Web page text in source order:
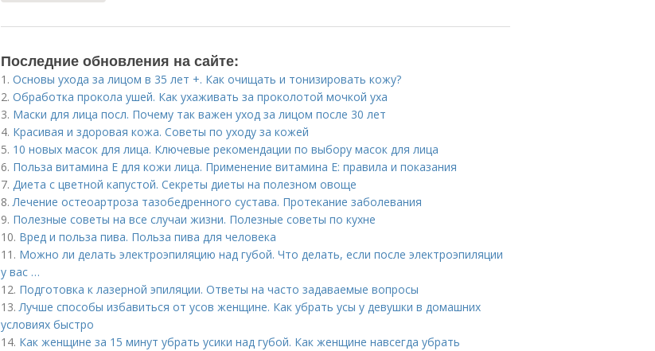
Последние обновления на сайте:
1. Основы ухода за лицом в 35 лет +. Как очищать и тонизировать кожу?
2. Обработка прокола ушей. Как ухаживать за проколотой мочкой уха
3. Маски для лица посл. Почему так важен уход за лицом после 30 лет
4. Красивая и здоровая кожа. Советы по уходу за кожей
5. 10 новых масок для лица. Ключевые рекомендации по выбору масок для лица
6. Польза витамина Е для кожи лица. Применение витамина E: правила и показания
7. Диета с цветной капустой. Секреты диеты на полезном овоще
8.Лечение остеоартроза тазобедренного сустава. Протекание заболевания
9. Полезные советы на все случаи жизни. Полезные советы по кухне
10. Вред и польза пива. Польза пива для человека
11. Можно ли делать электроэпиляцию над губой. Что делать, если после электроэпиляции
у вас …
12. Подготовка к лазерной эпиляции. Ответы на часто задаваемые вопросы
13.Лучше способы избавиться от усов женщине. Как убрать усы у девушки в домашних
условиях быстро
14. Как женщине за 15 минут убрать усики над губой. Как женщине навсегда убрать